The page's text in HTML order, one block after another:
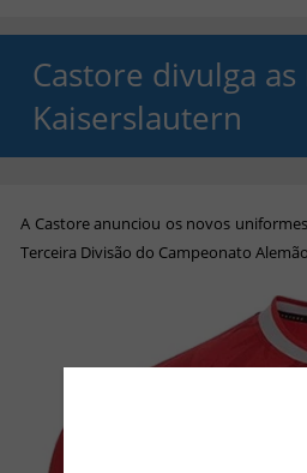
Castore divulga
Kaiserslautern
A Castore anunciou os novos
Terceira Divisão do Campeonato